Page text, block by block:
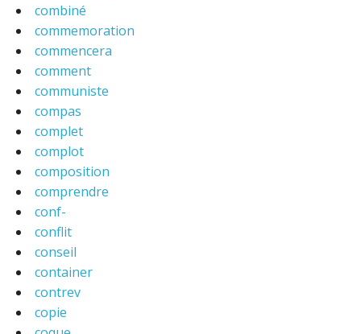
combiné
commemoration
commencera
comment
communiste
compas
complet
complot
composition
comprendre
conf-
conflit
conseil
container
contrev
copie